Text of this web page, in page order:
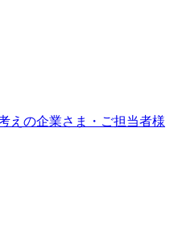
えの企業さま・ご担当者様